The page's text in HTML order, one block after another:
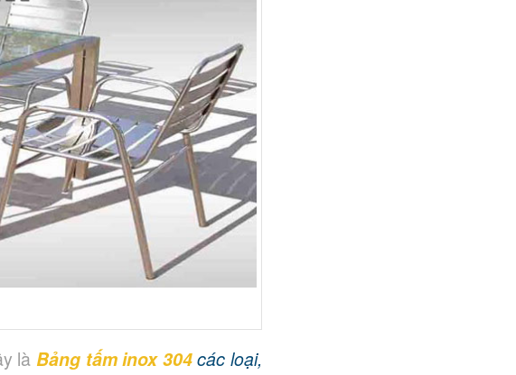
là Bảng tấm inox 304các loại,